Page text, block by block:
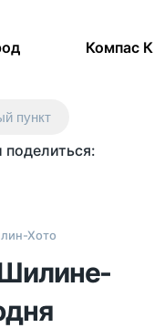
Компас
пункт
поделиться:
Хото